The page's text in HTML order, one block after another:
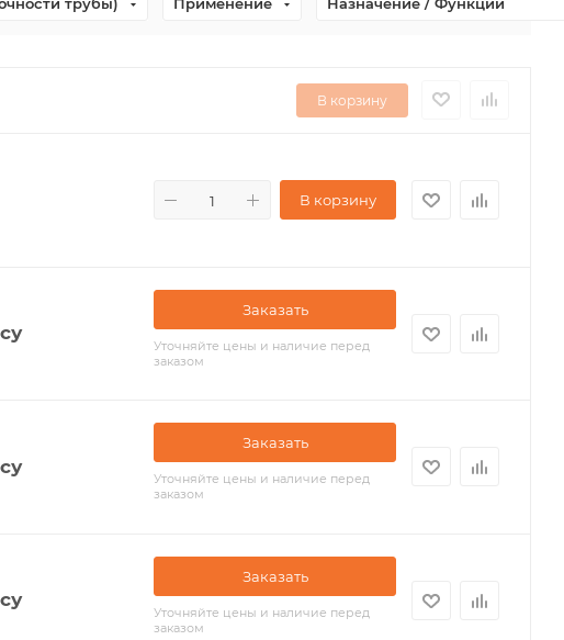
В корзину
В корзину
Заказать
Уточняйте цены и наличие перед
заказом
Заказать
Уточняйте цены и наличие перед
заказом
Заказать
Уточняйте цены и наличие перед
заказом